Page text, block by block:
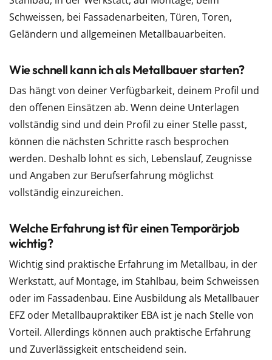
Schweissen, bei Fassadenarbeiten, Türen, Toren,
Geländern und allgemeinen Metallbauarbeiten.
Wie schnell kann ich als Metallbauer starten?
Das hängt von deiner Verfügbarkeit, deinem Profil und
den offenen Einsätzen ab. Wenn deine Unterlagen
vollständig sind und dein Profil zu einer Stelle passt,
können die nächsten Schritte rasch besprochen
werden. Deshalb lohnt es sich, Lebenslauf, Zeugnisse
und Angaben zur Berufserfahrung möglichst
vollständig einzureichen.
Welche Erfahrung ist für einen Temporärjob
wichtig?
Wichtig sind praktische Erfahrung im Metallbau, in der
Werkstatt, auf Montage, im Stahlbau, beim Schweissen
oder im Fassadenbau. Eine Ausbildung als Metallbauer
EFZ oder Metallbaupraktiker EBA ist je nach Stelle von
Vorteil. Allerdings können auch praktische Erfahrung
und Zuverlässigkeit entscheidend sein.